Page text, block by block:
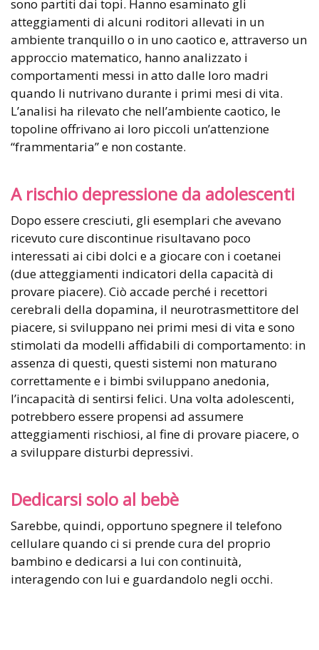
sono partiti dai topi. Hanno esaminato gli
atteggiamenti di alcuni roditori allevati in un
ambiente tranquillo o in uno caotico e, attraverso un
approccio matematico, hanno analizzato i
comportamenti messi in atto dalle loro madri
quando li nutrivano durante i primi mesi di vita.
L’analisi ha rilevato che nell’ambiente caotico, le
topoline offrivano ai loro piccoli un’attenzione
“frammentaria” e non costante.
A rischio depressione da adolescenti
Dopo essere cresciuti, gli esemplari che avevano
ricevuto cure discontinue risultavano poco
interessati ai cibi dolci e a giocare con i coetanei
(due atteggiamenti indicatori della capacità di
provare piacere). Ciò accade perché i recettori
cerebrali della dopamina, il neurotrasmettitore del
piacere, si sviluppano nei primi mesi di vita e sono
stimolati da modelli affidabili di comportamento: in
assenza di questi, questi sistemi non maturano
correttamente e i bimbi sviluppano anedonia,
l’incapacità di sentirsi felici. Una volta adolescenti,
potrebbero essere propensi ad assumere
atteggiamenti rischiosi, al fine di provare piacere, o
a sviluppare disturbi depressivi.
Dedicarsi solo al bebè
Sarebbe, quindi, opportuno spegnere il telefono
cellulare quando ci si prende cura del proprio
bambino e dedicarsi a lui con continuità,
interagendo con lui e guardandolo negli occhi.